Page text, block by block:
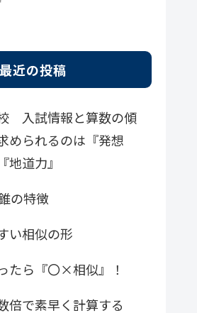
最近の投稿
入試情報と算数の傾
られるのは『発想
地道力』
の特徴
い相似の形
たら『〇×相似』！
倍で素早く計算する